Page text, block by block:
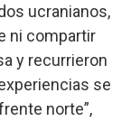
ucranianos,
ni compartir
y recurrieron
se
norte”,